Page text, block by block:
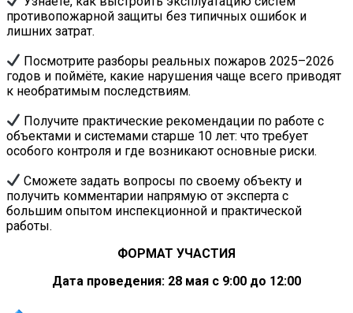
противопожарной защиты без типичных ошибок и
лишних затрат.
Посмотрите разборы реальных пожаров 2025–2026
годов и поймёте, какие нарушения чаще всего приводят
к необратимым последствиям.
Получите практические рекомендации по работе с
объектами и системами старше 10 лет: что требует
особого контроля и где возникают основные риски.
Сможете задать вопросы по своему объекту и
получить комментарии напрямую от эксперта с
большим опытом инспекционной и практической
работы.
ФОРМАТ УЧАСТИЯ
Дата проведения: 28 мая с 9:00 до 12:00